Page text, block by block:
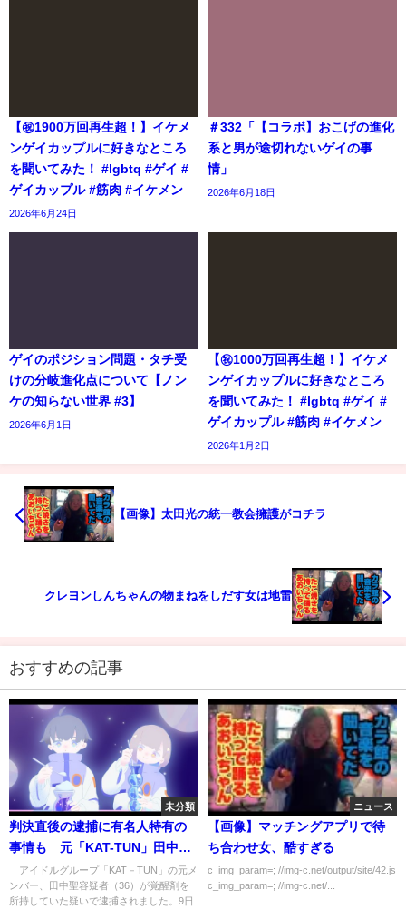
【㊗️1900万回再生超！】イケメ
ンゲイカップルに好きなところ
を聞いてみた！ #lgbtq #ゲイ #
ゲイカップル #筋肉 #イケメン
2026年6月24日
＃332「【コラボ】おこげの進化
系と男が途切れないゲイの事
情」
2026年6月18日
ゲイのポジション問題・タチ受
けの分岐進化点について【ノン
ケの知らない世界 #3】
2026年6月1日
【㊗️1000万回再生超！】イケメ
ンゲイカップルに好きなところ
を聞いてみた！ #lgbtq #ゲイ #
ゲイカップル #筋肉 #イケメン
2026年1月2日
【画像】太田光の統一教会擁護がコチラ
クレヨンしんちゃんの物まねをしだす女は地雷
おすすめの記事
未分類
判決直後の逮捕に有名人特有の
事情も 元「KAT-TUN」田中聖
容疑者 覚醒剤で逮捕(2022年6
月30日)
アイドルグループ「KAT－TUN」の元メ
ンバー、田中聖容疑者（36）が覚醒剤を
所持していた疑いで逮捕されました。9日
ニュース
【画像】マッチングアプリで待
ち合わせ女、酷すぎる
c_img_param=; //img-c.net/output/site/42.js
c_img_param=; //img-c.net/...